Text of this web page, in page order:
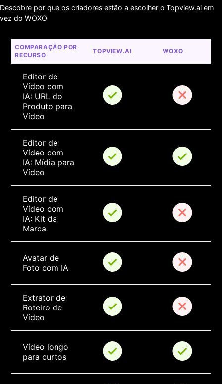
Descobre por que os criadores estão a escolher o Topview.ai em
vez do WOXO
COMPARAÇÃO POR
RECURSO
TOPVIEW.AI WOXO
Editor de
Vídeo com
IA: URL do
Produto para
Vídeo
Editor de
Vídeo com
IA: Mídia para
Vídeo
Editor de
Vídeo com
IA: Kit da
Marca
Avatar de
Foto com IA
Extrator de
Roteiro de
Vídeo
Vídeo longo
para curtos